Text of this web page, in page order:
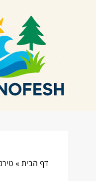
דף הבית»